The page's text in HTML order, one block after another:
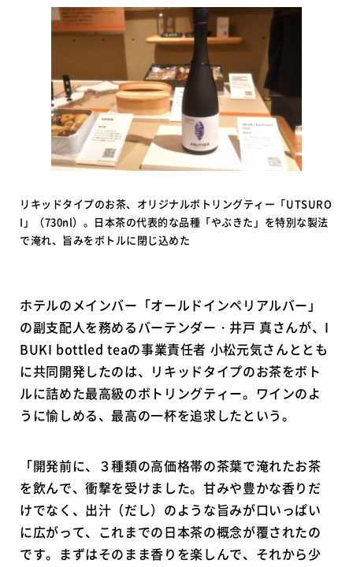
リキッドタイプのお茶、オリジナルボトリングティー「UTSURO
I」（730nl）。日本茶の代表的な品種「やぶきた」を特別な製法
で淹れ、旨みをボトルに閉じ込めた
ホテルのメインバー「オールドインペリアルバー」
の副支配人を務めるバーテンダー・井戸 真さんが、I
BUKI bottled teaの事業責任者 小松元気さんととも
に共同開発したのは、リキッドタイプのお茶をボト
ルに詰めた最高級のボトリングティー。ワインのよ
うに愉しめる、最高の一杯を追求したという。
「開発前に、３種類の高価格帯の茶葉で淹れたお茶
を飲んで、衝撃を受けました。甘みや豊かな香りだ
けでなく、出汁（だし）のような旨みが口いっぱい
に広がって、これまでの日本茶の概念が覆されたの
です。まずはそのまま香りを楽しんで、それから少